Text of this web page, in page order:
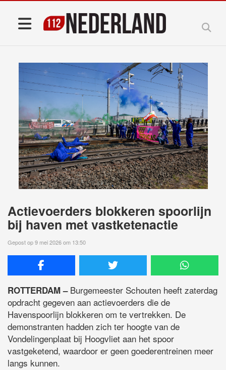
Actievoerders blokkeren spoorlijn
bij haven met vastketenactie
Gepost op 9 mei 2026 om 13:50
ROTTERDAM –Burgemeester Schouten heeft zaterdag
opdracht gegeven aan actievoerders die de
Havenspoorlijn blokkeren om te vertrekken. De
demonstranten hadden zich ter hoogte van de
Vondelingenplaat bij Hoogvliet aan het spoor
vastgeketend, waardoor er geen goederentreinen meer
langs kunnen.